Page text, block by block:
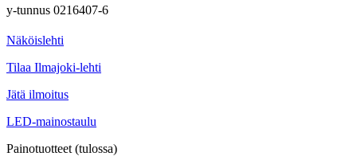
y-tunnus 0216407-6
Näköislehti
Tilaa Ilmajoki-lehti
Jätä ilmoitus
LED-mainostaulu
Painotuotteet (tulossa)